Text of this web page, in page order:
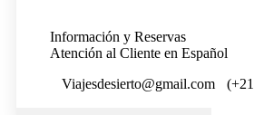
Información y Reservas
Atención al Cliente en Español
Viajesdesierto@gmail.com